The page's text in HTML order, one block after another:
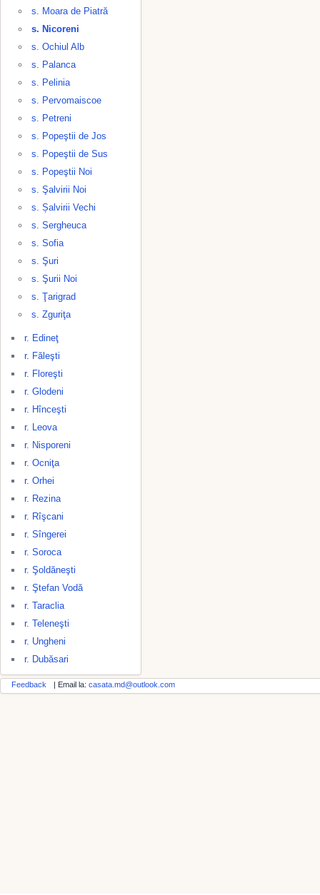
s. Moara de Piatră
s. Nicoreni
s. Ochiul Alb
s. Palanca
s. Pelinia
s. Pervomaiscoe
s. Petreni
s. Popeştii de Jos
s. Popeştii de Sus
s. Popeştii Noi
s. Şalvirii Noi
s. Șalvirii Vechi
s. Sergheuca
s. Sofia
s. Şuri
s. Şurii Noi
s. Ţarigrad
s. Zguriţa
r. Edineţ
r. Făleşti
r. Floreşti
r. Glodeni
r. Hînceşti
r. Leova
r. Nisporeni
r. Ocniţa
r. Orhei
r. Rezina
r. Rîşcani
r. Sîngerei
r. Soroca
r. Şoldăneşti
r. Ştefan Vodă
r. Taraclia
r. Teleneşti
r. Ungheni
r. Dubăsari
Feedback | Email la: casata.md@outlook.com